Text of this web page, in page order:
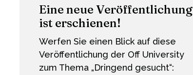
Eine neue Veröffentlichung
ist erschienen!
Werfen Sie einen Blick auf diese
Veröffentlichung der Off University
zum Thema „Dringend gesucht“: